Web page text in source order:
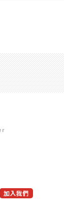
加入我們